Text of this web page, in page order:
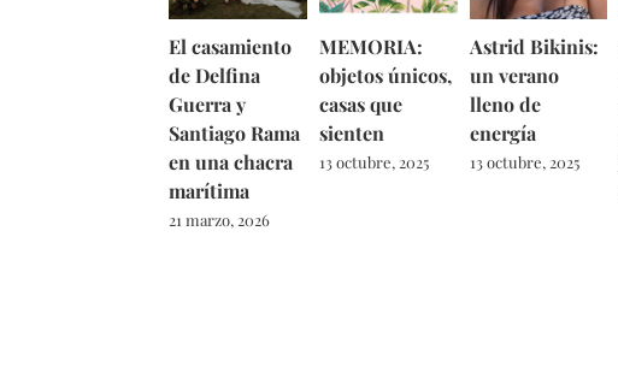
El casamiento
de Delfina
Guerra y
Santiago Rama
en una chacra
marítima
21 marzo, 2026
MEMORIA:
objetos únicos,
casas que
sienten
13 octubre, 2025
Astrid Bikinis:
un verano
lleno de
energía
13 octubre, 2025